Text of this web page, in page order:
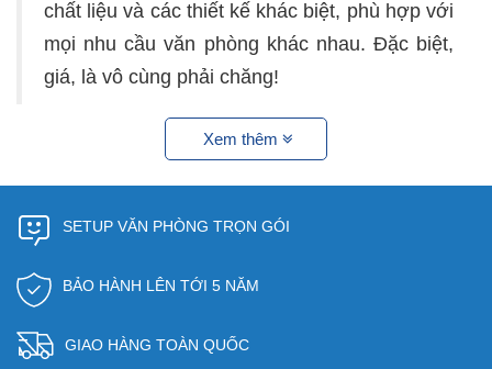
chất liệu và các thiết kế khác biệt, phù hợp với
mọi nhu cầu văn phòng khác nhau. Đặc biệt,
giá, là vô cùng phải chăng!
Xem thêm
SETUP VĂN PHÒNG TRỌN GÓI
BẢO HÀNH LÊN TỚI 5 NĂM
GIAO HÀNG TOÀN QUỐC